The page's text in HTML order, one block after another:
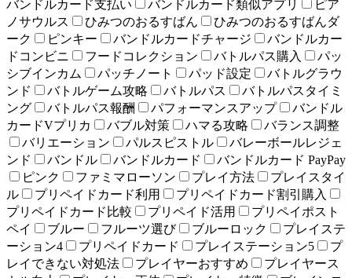
バンドルカード支払い
バンドルカード類似アプリ
ピア
ノサウルス
ひみつのおるすばん
ひみつのおるすばんダ
ーク
ピンキー バンドルカードチャージ
バンドルカー
ドコンビニ
フードコレクション バトルパス購入
パッ
シブインカム
パッチノート パッド設定
バトルグラウ
ンド
バトルゲーム攻略 バトルパス
バトルパスタイミ
ング
バトルパス報酬 パフォーマンスアップ
バンドル
カードVプリカ
バブル対策 ハマる攻略
バランス調整
バリエーション
パルスピストル
バレーボールレジェ
ンド
バンドル バンドルカード
バンドルカード PayPay
ピンク
ファミマローソン プレイ方法
プレイスタイ
ル
プリペイドカード利用
プリペイドカード割引購入
プリペイドカード比較
プリペイド活用
プリペイポスト
ペイ
ブルー フルーツ選び ブルーロック
プレイステ
ーション4
プリペイドカード プレイステーション5
プ
レイできない対処法
プレイヤーおすすめ
プレイヤース